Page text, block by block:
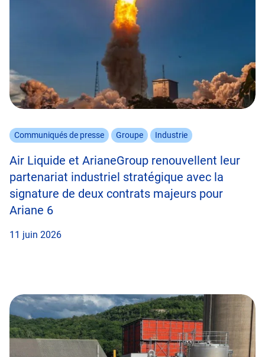
Communiqués de presse Groupe Industrie
Air Liquide et ArianeGroup renouvellent leur
partenariat industriel stratégique avec la
signature de deux contrats majeurs pour
Ariane 6
11 juin 2026